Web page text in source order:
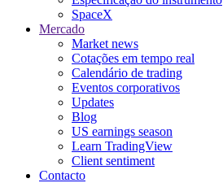
SpaceX
Mercado
Market news
Cotações em tempo real
Calendário de trading
Eventos corporativos
Updates
Blog
US earnings season
Learn TradingView
Client sentiment
Contacto